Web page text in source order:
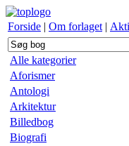
Forside | Om forlaget |
Alle kategorier
Aforismer
Antologi
Arkitektur
Billedbog
Biografi